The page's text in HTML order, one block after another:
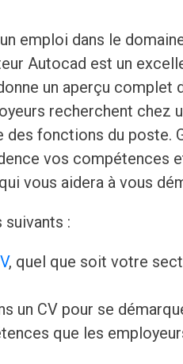
emploi dans le
Autocad est un
un aperçu complet
recherchent chez
fonctions du poste.
vos compétences
vous aidera à vous
:
, quel que soit votre
un CV pour se
que les